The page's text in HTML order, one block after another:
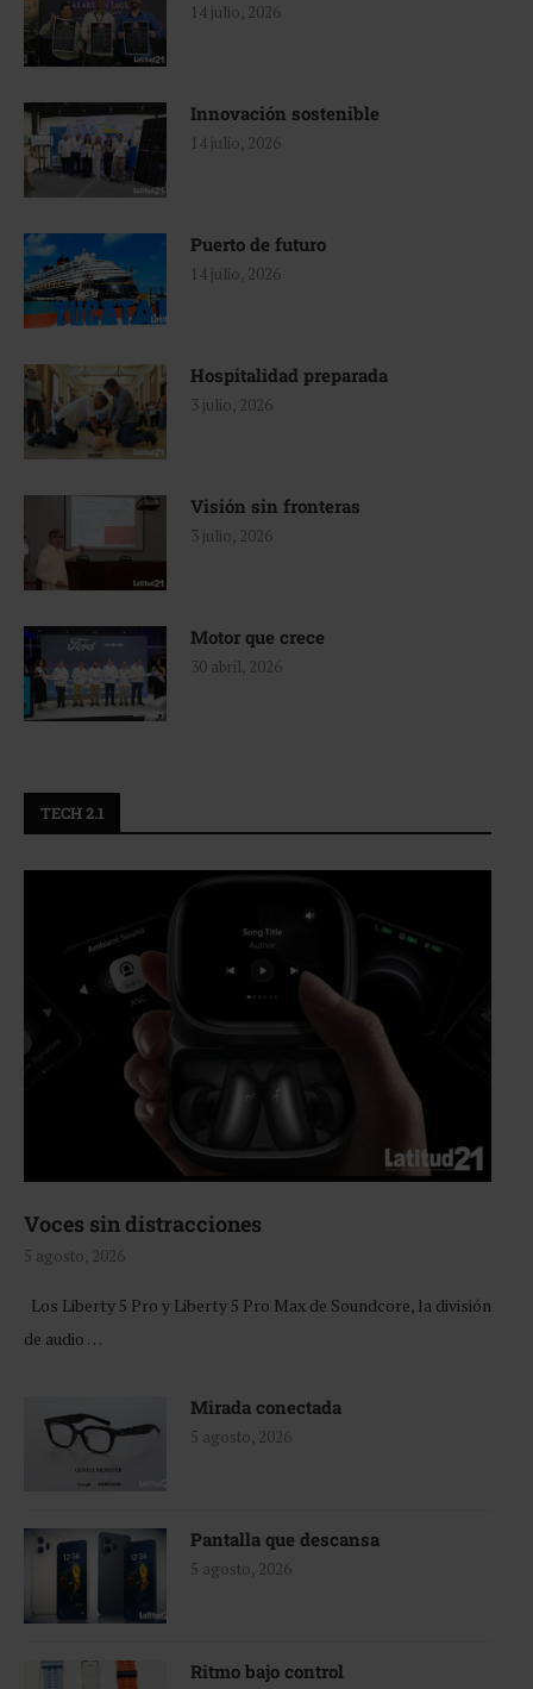
14 julio, 2026
Innovación sostenible
14 julio, 2026
Puerto de futuro
14 julio, 2026
Hospitalidad preparada
3 julio, 2026
Visión sin fronteras
3 julio, 2026
Motor que crece
30 abril, 2026
TECH 2.1
Voces sin distracciones
5 agosto, 2026
Los Liberty 5 Pro y Liberty 5 Pro Max de Soundcore, la división
de audio …
Mirada conectada
5 agosto, 2026
Pantalla que descansa
5 agosto, 2026
Ritmo bajo control